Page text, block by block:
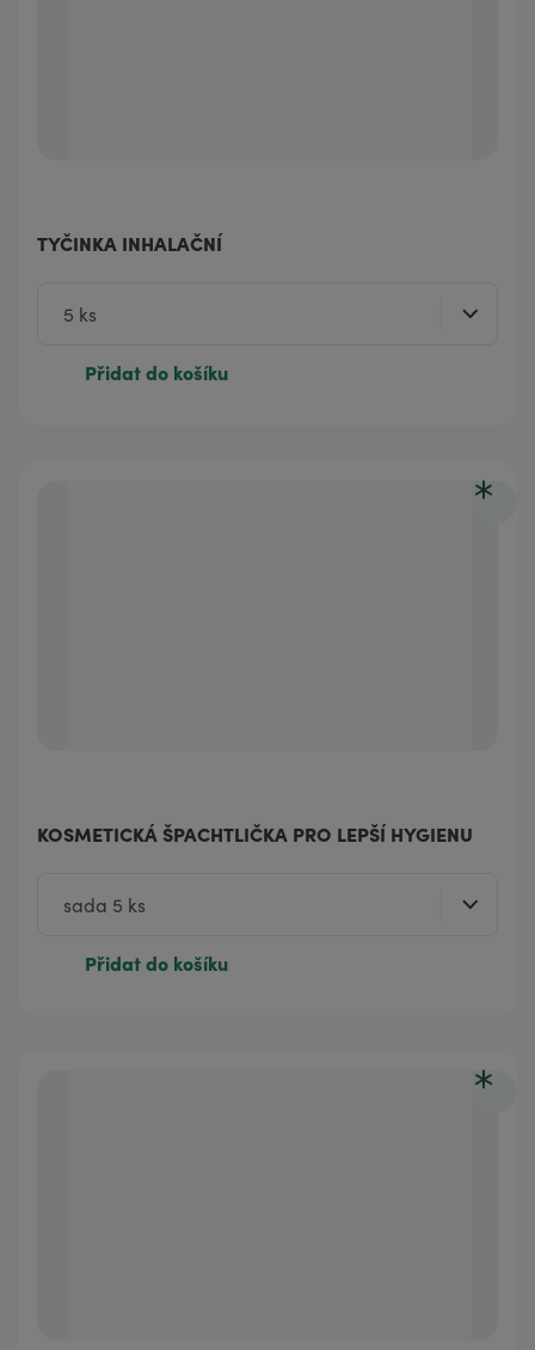
TYČINKA INHALAČNÍ
Přidat do košíku
KOSMETICKÁ ŠPACHTLIČKA PRO LEPŠÍ HYGIENU
Přidat do košíku